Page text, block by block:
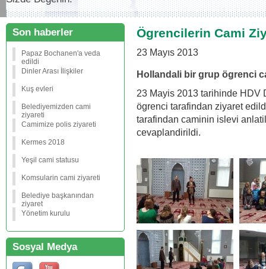
Son haberler
Papaz Bochanen'a veda
edildi
Dinler Arası İlişkiler
Kuş evleri
Belediyemizden cami
ziyareti
Camimize polis ziyareti
Kermes 2018
Yeşil cami statusu
Komsularin cami ziyareti
Belediye başkanından
ziyaret
Yönetim kurulu
Sosyal Medya
Ögrencilerin Cami
23 Mayıs 2013
Hollandali bir grup ögrenci
23 Mayis 2013 tarihinde
ögrenci tarafindan ziyaret
tarafindan caminin islevi
cevaplandirildi.